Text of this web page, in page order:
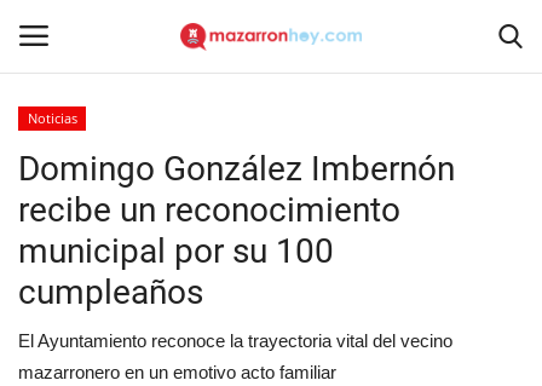
Inicio
Noticias
Noticias
Domingo González Imbernón
recibe un reconocimiento
municipal por su 100
cumpleaños
El Ayuntamiento reconoce la trayectoria vital del vecino
mazarronero en un emotivo acto familiar